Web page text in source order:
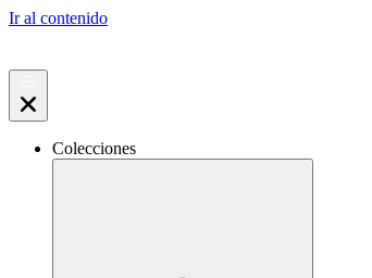
Ir al contenido
Colecciones